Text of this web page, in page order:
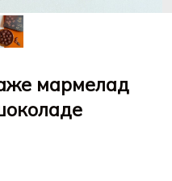
мармелад